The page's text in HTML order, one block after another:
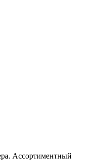
Ассортиментный